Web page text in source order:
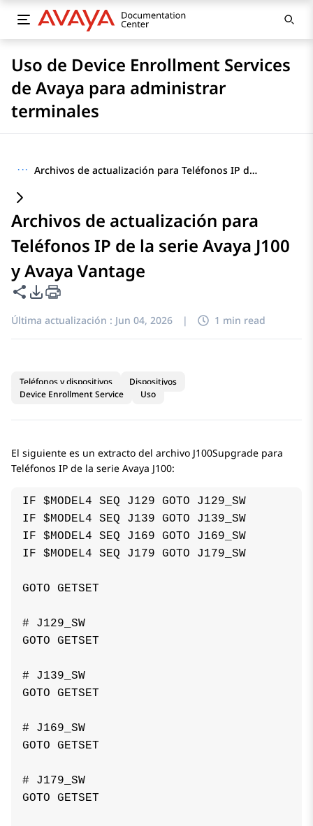
Uso de Device Enrollment Services
de Avaya para administrar
terminales
··· Archivos de actualización para Teléfonos IP de la serie Avaya J100 y Avaya Vantage
Archivos de actualización para
Teléfonos IP de la serie Avaya J100
y Avaya Vantage
Compartir esta página
Opciones de exportación de PDF
Última actualización : Jun 04, 2026 | 1 min read
Teléfonos y dispositivos
Dispositivos
Device Enrollment Service
Uso
El siguiente es un extracto del archivo J100Supgrade para
Teléfonos IP de la serie Avaya J100:
IF $MODEL4 SEQ J129 GOTO J129_SW
IF $MODEL4 SEQ J139 GOTO J139_SW
IF $MODEL4 SEQ J169 GOTO J169_SW
IF $MODEL4 SEQ J179 GOTO J179_SW
GOTO GETSET
# J129_SW
GOTO GETSET
# J139_SW
GOTO GETSET
# J169_SW
GOTO GETSET
# J179_SW
GOTO GETSET